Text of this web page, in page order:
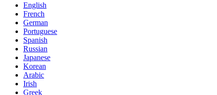
English
French
German
Portuguese
Spanish
Russian
Japanese
Korean
Arabic
Irish
Greek